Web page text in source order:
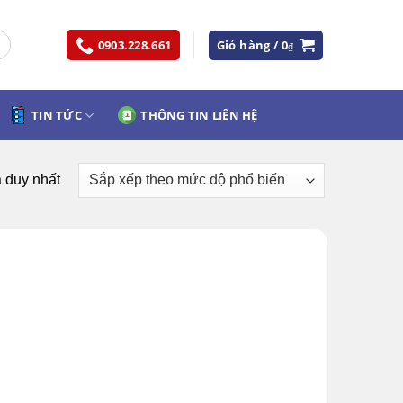
0903.228.661 Giỏ hàng /0₫
TIN TỨC THÔNG TIN LIÊN HỆ
duy nhất